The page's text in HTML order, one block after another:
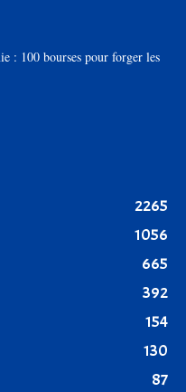
: 100 bourses pour forger les
2265
1056
665
392
154
130
87